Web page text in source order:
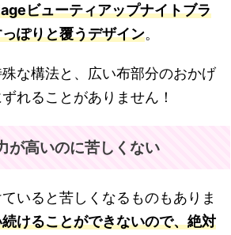
ビューティアップナイトブラ
ぽりと覆うデザイン。
な構法と、広い布部分のおかげ
れることがありません！
が高いのに苦しくない
いると苦しくなるものもありま
けることができないので、絶対